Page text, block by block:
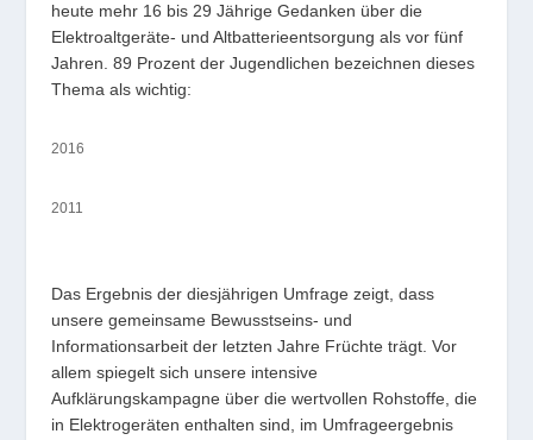
heute mehr 16 bis 29 Jährige Gedanken über die
Elektroaltgeräte- und Altbatterieentsorgung als vor fünf
Jahren. 89 Prozent der Jugendlichen bezeichnen dieses
Thema als wichtig:
2016
2011
Das Ergebnis der diesjährigen Umfrage zeigt, dass
unsere gemeinsame Bewusstseins- und
Informationsarbeit der letzten Jahre Früchte trägt. Vor
allem spiegelt sich unsere intensive
Aufklärungskampagne über die wertvollen Rohstoffe, die
in Elektrogeräten enthalten sind, im Umfrageergebnis